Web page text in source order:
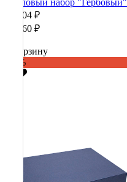
Столовый набор "Гербовый"
36 904 ₽
92 260 ₽
В корзину
-60%